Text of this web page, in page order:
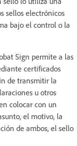
sellos electrónicos
bajo el control o la
Sign permite a las
certificados
de transmitir la
u otros
colocar con un
el motivo, la
de ambos, el sello